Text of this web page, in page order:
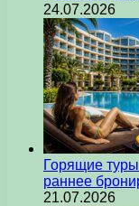
24.07.2026
Горящие
раннее
21.07.2026